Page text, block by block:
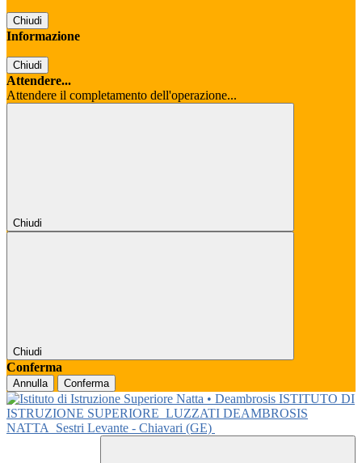
Chiudi
Informazione
Chiudi
Attendere...
Attendere il completamento dell'operazione...
Chiudi
Chiudi
Conferma
Annulla Conferma
ISTITUTO DI
ISTRUZIONE SUPERIORE LUZZATI DEAMBROSIS
NATTA
Sestri Levante - Chiavari (GE)